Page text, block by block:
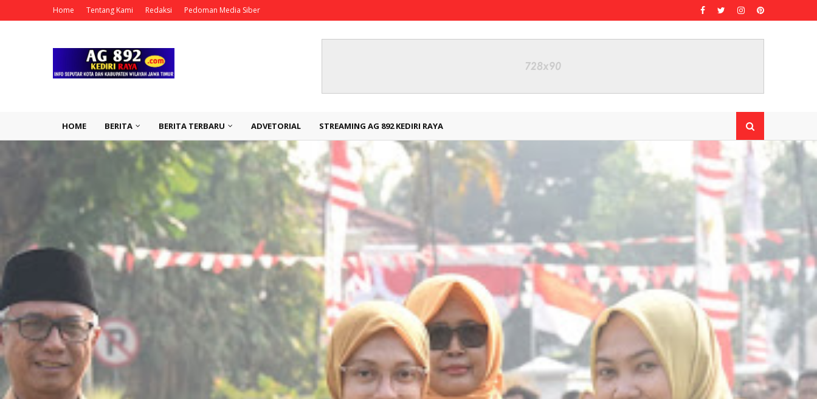
Home Tentang Kami Redaksi Pedoman Media Siber
HOME BERITA BERITA TERBARU ADVETORIAL STREAMING AG 892 KEDIRI RAYA